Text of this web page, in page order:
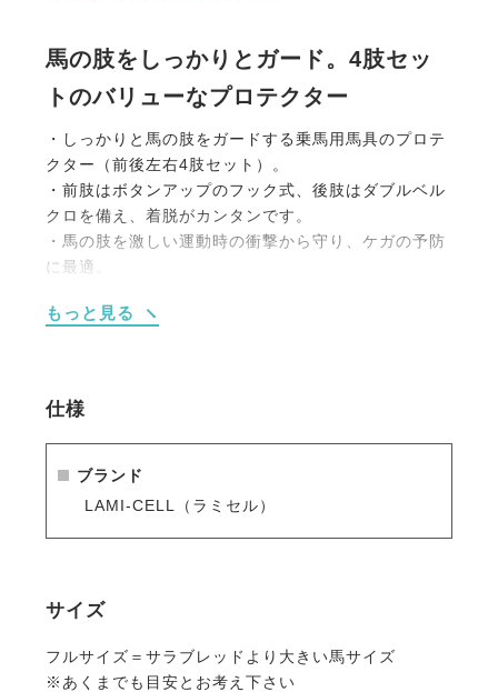
馬の肢をしっかりとガード。4肢セッ
トのバリューなプロテクター
・しっかりと馬の肢をガードする乗馬用馬具のプロテ
クター（前後左右4肢セット）。
・前肢はボタンアップのフック式、後肢はダブルベル
クロを備え、着脱がカンタンです。
・馬の肢を激しい運動時の衝撃から守り、ケガの予防
に最適。
・ウエアや馬具と合わせてコーデが楽しめる3カラー
もっと見る
仕様
ブランド
LAMI-CELL（ラミセル）
サイズ
フルサイズ＝サラブレッドより大きい馬サイズ
※あくまでも目安とお考え下さい